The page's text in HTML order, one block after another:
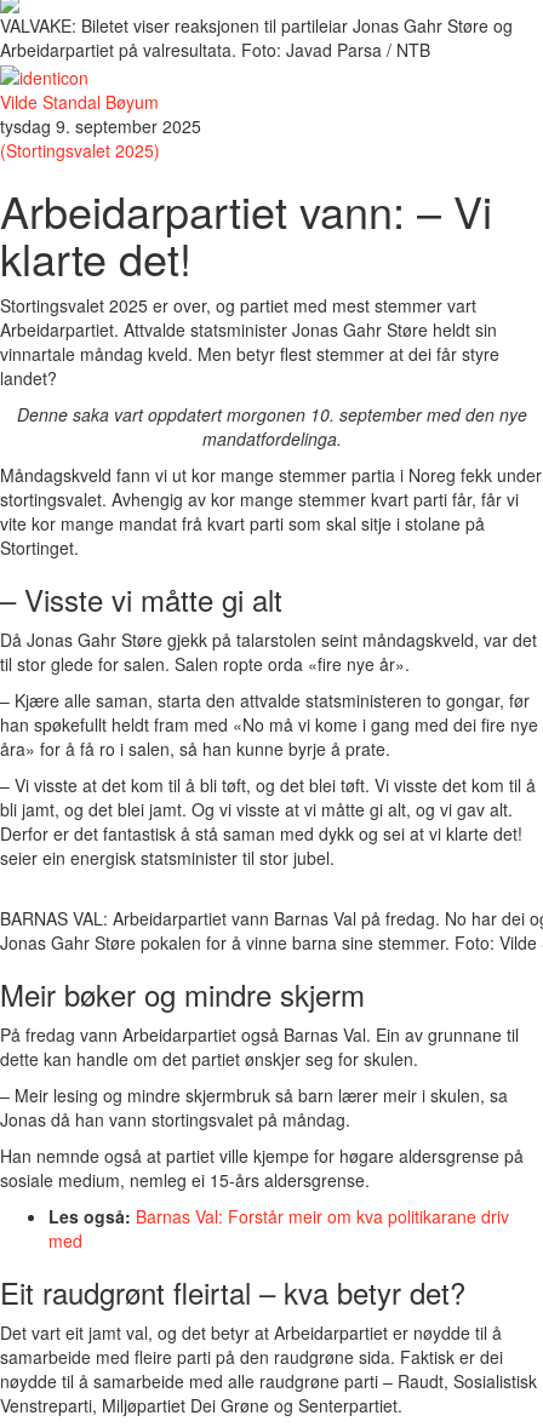
VALVAKE: Biletet viser reaksjonen til partileiar Jonas Gahr Støre og
Arbeidarpartiet på valresultata. Foto: Javad Parsa / NTB
Vilde Standal Bøyum
tysdag 9. september 2025
(Stortingsvalet 2025)
Arbeidarpartiet vann: – Vi
klarte det!
Stortingsvalet 2025 er over, og partiet med mest stemmer vart
Arbeidarpartiet. Attvalde statsminister Jonas Gahr Støre heldt sin
vinnartale måndag kveld. Men betyr flest stemmer at dei får styre
landet?
Denne saka vart oppdatert morgonen 10. september med den nye
mandatfordelinga.
Måndagskveld fann vi ut kor mange stemmer partia i Noreg fekk under
stortingsvalet. Avhengig av kor mange stemmer kvart parti får, får vi
vite kor mange mandat frå kvart parti som skal sitje i stolane på
Stortinget.
– Visste vi måtte gi alt
Då Jonas Gahr Støre gjekk på talarstolen seint måndagskveld, var det
til stor glede for salen. Salen ropte orda «fire nye år».
– Kjære alle saman, starta den attvalde statsministeren to gongar, før
han spøkefullt heldt fram med «No må vi kome i gang med dei fire nye
åra» for å få ro i salen, så han kunne byrje å prate.
– Vi visste at det kom til å bli tøft, og det blei tøft. Vi visste det kom til å
bli jamt, og det blei jamt. Og vi visste at vi måtte gi alt, og vi gav alt.
Derfor er det fantastisk å stå saman med dykk og sei at vi klarte det!
seier ein energisk statsminister til stor jubel.
BARNAS VAL: Arbeidarpartiet vann Barnas Val på fredag. No har dei
Jonas Gahr Støre pokalen for å vinne barna sine stemmer. Foto: Vilde
Meir bøker og mindre skjerm
På fredag vann Arbeidarpartiet også Barnas Val. Ein av grunnane til
dette kan handle om det partiet ønskjer seg for skulen.
– Meir lesing og mindre skjermbruk så barn lærer meir i skulen, sa
Jonas då han vann stortingsvalet på måndag.
Han nemnde også at partiet ville kjempe for høgare aldersgrense på
sosiale medium, nemleg ei 15-års aldersgrense.
Les også: Barnas Val: Forstår meir om kva politikarane driv
med
Eit raudgrønt fleirtal – kva betyr det?
Det vart eit jamt val, og det betyr at Arbeidarpartiet er nøydde til å
samarbeide med fleire parti på den raudgrøne sida. Faktisk er dei
nøydde til å samarbeide med alle raudgrøne parti – Raudt, Sosialistisk
Venstreparti, Miljøpartiet Dei Grøne og Senterpartiet.